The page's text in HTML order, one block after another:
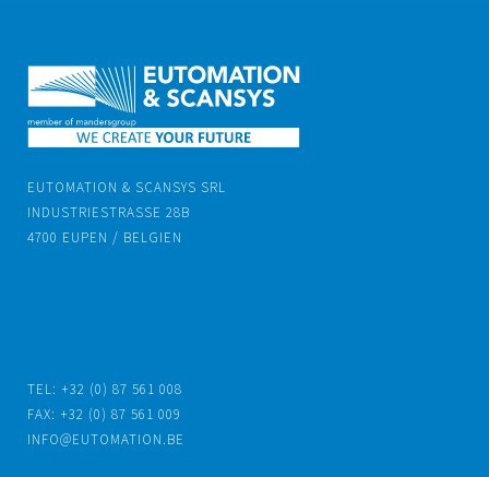
EUTOMATION & SCANSYS SRL
INDUSTRIESTRASSE 28B
4700 EUPEN / BELGIEN
TEL: +32 (0) 87 561 008
FAX: +32 (0) 87 561 009
INFO@EUTOMATION.BE